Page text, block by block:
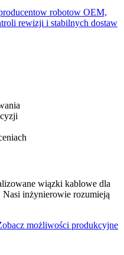
robotow OEM,
rewizji i stabilnych dostaw
wiązki kablowe dla
inżynierowie rozumieją
możliwości produkcyjne